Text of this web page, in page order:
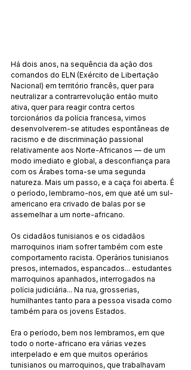
Há dois anos, na sequência da ação dos
comandos do ELN (Exército de Libertação
Nacional) em território francês, quer para
neutralizar a contrarrevolução então muito
ativa, quer para reagir contra certos
torcionários da polícia francesa, vimos
desenvolverem-se atitudes espontâneas de
racismo e de discriminação passional
relativamente aos Norte-Africanos — de um
modo imediato e global, a desconfiança para
com os Árabes torna-se uma segunda
natureza. Mais um passo, e a caça foi aberta. É
o período, lembramo-nos, em que até um sul-
americano era crivado de balas por se
assemelhar a um norte-africano.
Os cidadãos tunisianos e os cidadãos
marroquinos iriam sofrer também com este
comportamento racista. Operários tunisianos
presos, internados, espancados... estudantes
marroquinos apanhados, interrogados na
polícia judiciária... Na rua, grosserias,
humilhantes tanto para a pessoa visada como
também para os jovens Estados.
Era o período, bem nos lembramos, em que
todo o norte-africano era várias vezes
interpelado e em que muitos operários
tunisianos ou marroquinos, que trabalhavam